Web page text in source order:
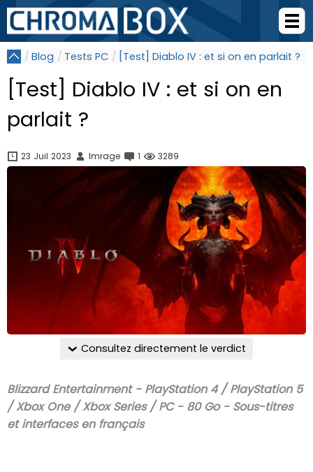
Blog Tests PC [Test] Diablo IV : et si on en parlait ?
[Test] Diablo IV : et si on en
parlait ?
23 Juil 2023 Imrage 1 3289
Consultez directement le verdict
Blizzard Entertainment - PlayStation 4 / PlayStation 5
/ Xbox One / Xbox Series / PC - 80 Go - Sous-titres
et interfaces en français